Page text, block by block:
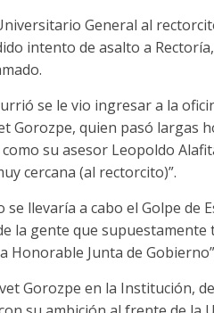
General al
intento de asalto a
se le vio ingresar a la
Gorozpe, quien pasó largas
su asesor Leopoldo
cercana (al rectorcito)”.
llevaría a cabo el Golpe de
la gente que supuestamente
Junta de
Gorozpe en la Institución,